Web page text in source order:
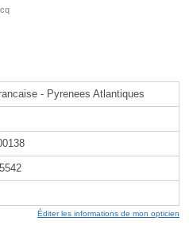
- Pyrenees Atlantiques
Éditer les informations de mon opticien